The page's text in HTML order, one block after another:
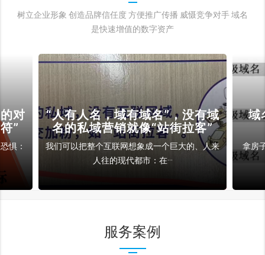
树立企业形象 创造品牌信任度 方便推广传播 威慑竞争对手 域名
是快速增值的数字资产
对
”
惧：
“人有人名，域有域名”，没有域
名的私域营销就像“站街拉客”
我们可以把整个互联网想象成一个巨大的、人来
人往的现代都市：在···
域
拿房
服务案例